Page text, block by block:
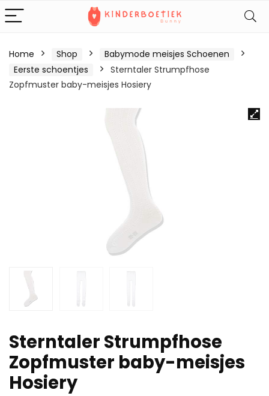
Home Shop
Babymode meisjes Schoenen
Eerste schoentjes
Sterntaler Strumpfhose
Zopfmuster baby-meisjes Hosiery
Sterntaler Strumpfhose
Zopfmuster baby-meisjes
Hosiery